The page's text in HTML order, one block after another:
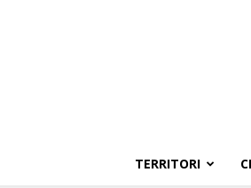
TERRITORI